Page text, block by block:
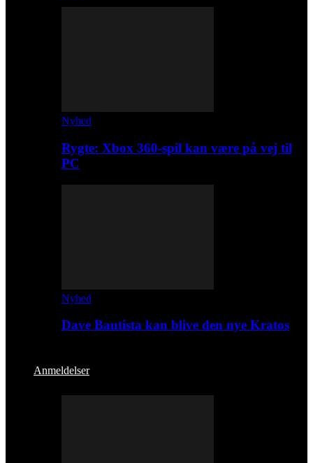
Nyhed
Rygte: Xbox 360-spil kan være på vej til
PC
Nyhed
Dave Bautista kan blive den nye Kratos
Anmeldelser